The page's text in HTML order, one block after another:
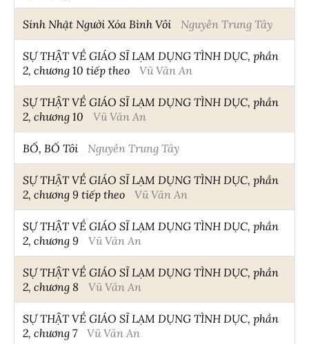
Sinh Nhật Người Xóa Bình Vôi Nguyễn Trung Tây
SỰ THẬT VỀ GIÁO SĨ LẠM DỤNG TÌNH DỤC, phần
2, chương 10 tiếp theo
Vũ Văn An
SỰ THẬT VỀ GIÁO SĨ LẠM DỤNG TÌNH DỤC, phần
2, chương 10
Vũ Văn An
BỐ, BỐ Tôi Nguyễn Trung Tây
SỰ THẬT VỀ GIÁO SĨ LẠM DỤNG TÌNH DỤC, phần
2, chương 9 tiếp theo
Vũ Văn An
SỰ THẬT VỀ GIÁO SĨ LẠM DỤNG TÌNH DỤC, phần
2, chương 9
Vũ Văn An
SỰ THẬT VỀ GIÁO SĨ LẠM DỤNG TÌNH DỤC, phần
2, chương 8
Vũ Văn An
SỰ THẬT VỀ GIÁO SĨ LẠM DỤNG TÌNH DỤC, phần
2, chương 7
Vũ Văn An